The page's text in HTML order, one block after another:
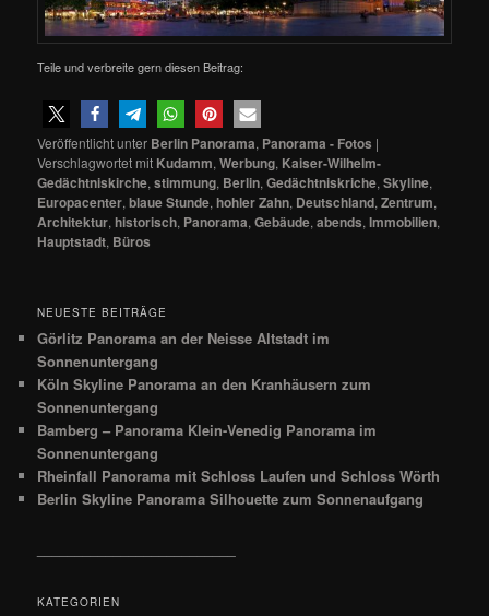
Teile und verbreite gern diesen Beitrag:
Veröffentlicht unter Berlin Panorama, Panorama - Fotos |
Verschlagwortet mit Kudamm,Werbung, Kaiser-Wilhelm-
Gedächtniskirche,stimmung, Berlin,Gedächtniskriche,Skyline,
Europacenter,blaue Stunde,hohler Zahn, Deutschland,Zentrum,
Architektur,historisch, Panorama,Gebäude,abends,Immobilien,
Hauptstadt, Büros
NEUESTE BEITRÄGE
Görlitz Panorama an der Neisse Altstadt im
Sonnenuntergang
Köln Skyline Panorama an den Kranhäusern zum
Sonnenuntergang
Bamberg – Panorama Klein-Venedig Panorama im
Sonnenuntergang
Rheinfall Panorama mit Schloss Laufen und Schloss Wörth
Berlin Skyline Panorama Silhouette zum Sonnenaufgang
KATEGORIEN